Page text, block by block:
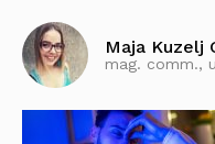
Maja Kuzelj
mag. comm.,